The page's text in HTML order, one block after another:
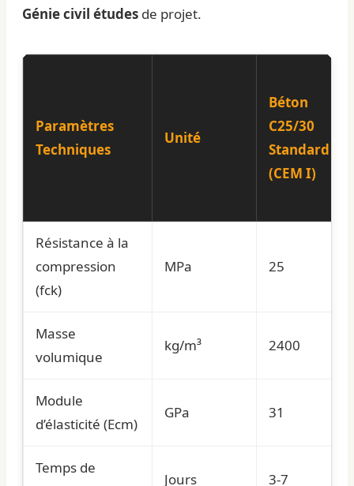
Génie civil études de projet.
Paramètres
Techniques
Unité
Béton
C25/30
Standard
(CEM I)
Résistance à la
compression
(fck)
MPa 25
Masse
volumique
kg/m³ 2400
Module
d’élasticité (Ecm)
GPa 31
Temps de
Jours 3-7